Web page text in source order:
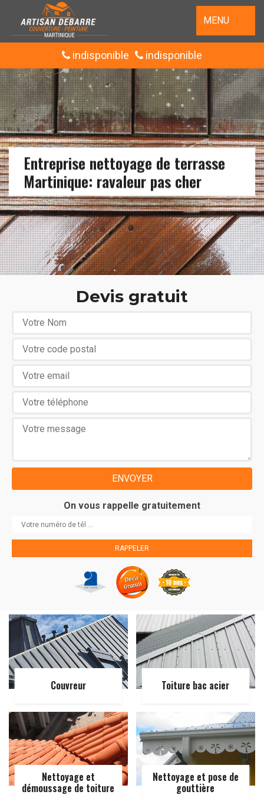
MENU
indisponible indisponible
Entreprise nettoyage de terrasse
Martinique: ravaleur pas cher
Devis gratuit
On vous rappelle gratuitement
Couvreur Toiture bac acier
Nettoyage et
démoussage de toiture
Nettoyage et pose de
gouttière